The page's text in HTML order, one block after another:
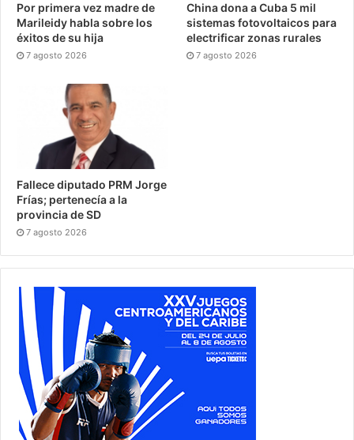
Por primera vez madre de
Marileidy habla sobre los
éxitos de su hija
7 agosto 2026
China dona a Cuba 5 mil
sistemas fotovoltaicos para
electrificar zonas rurales
7 agosto 2026
Fallece diputado PRM Jorge
Frías; pertenecía a la
provincia de SD
7 agosto 2026